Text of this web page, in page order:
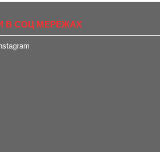
В СОЦ МЕРЕЖАХ